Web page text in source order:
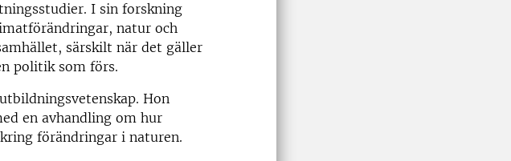
I sin forskning
natur och
särskilt när det gäller
politik som förs.
Hon
en avhandling om hur
förändringar i naturen.